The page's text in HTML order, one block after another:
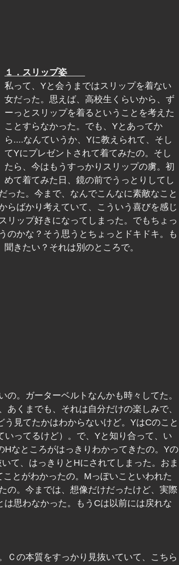
１．スリップ姿
私って、Yと会うまではスリップを着ない
女だった。思えば、高校生くらいから、ず
ーっとスリップを着るということを考えた
ことすらなかった。でも、Yとあってか
ら....なんていうか、Yに教えられて、そし
てYにプレゼントされて着てみたの。そし
たら、今はもうすっかりスリップの虜。初
めて着てみた日、鏡の前でうっとりしてし
った。今まで、なんでこんなに素敵なこと
らばかり考えていて、こういう喜びを感じ
リップ好きになってしまった。でもちょっ
のかな？そう思うとちょっとドキドキ。も
きたい？それは別のところで。
。ガーターベルトなんかも時々してた。
くまでも、それは自分だけの楽しみで、
見てたかはわからないけど。YはCのこと
ってるけど）。で、Yと知り合って、い
なところがはっきりわかってきたの。Yの
て、はっきりとHにされてしまった。おま
とがわかったの。Mっぽいこといわれた
の。今までは、想像だけだったけど、実際
は思わなかった。もうCは以前には戻れな
Ｃの本質をすっかり見抜いていて、こちら